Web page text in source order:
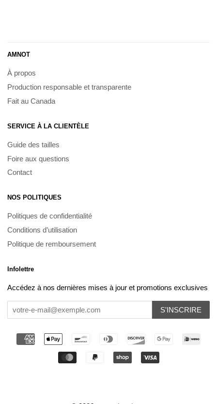
AMNOT
À propos
Production responsable et transparente
Fait au Canada
SERVICE À LA CLIENTÈLE
Guide des tailles
Foire aux questions
Contact
NOS POLITIQUES
Politiques de confidentialité
Conditions d’utilisation
Politique de remboursement
Infolettre
Accédez à nos dernières mises à jour et promotions exclusives
S'INSCRIRE
Méthodes
de
paiement